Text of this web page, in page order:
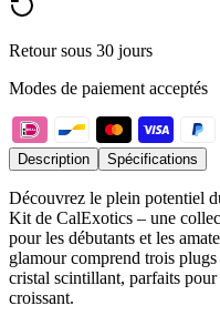
Retour sous 30 jours
Modes de paiement acceptés
Description Spécifications
Découvrez le plein potentiel
Kit de CalExotics – une
pour les débutants et les
glamour comprend trois plugs
cristal scintillant, parfaits
croissant.